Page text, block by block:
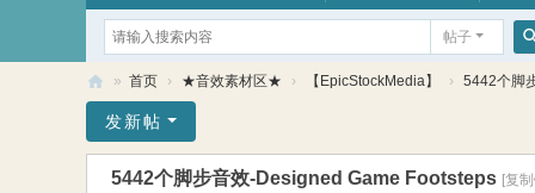
帖子
乐
» 首页 › ★音效素材区★ › 【EpicStockMedia】 › 5442个脚
发新帖
5442个脚步音效-Designed Game Footsteps [复